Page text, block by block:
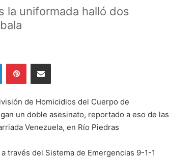
la uniformada halló dos
LinkedInPinterestShare via Email
de Homicidios del Cuerpo de
un doble asesinato, reportado a eso de las
Venezuela, en Río Piedras
través del Sistema de Emergencias 9-1-1